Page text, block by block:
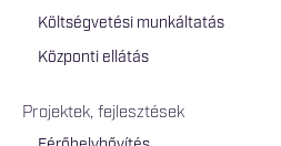
Költségvetési munkáltatás
Központi ellátás
Projektek, fejlesztések